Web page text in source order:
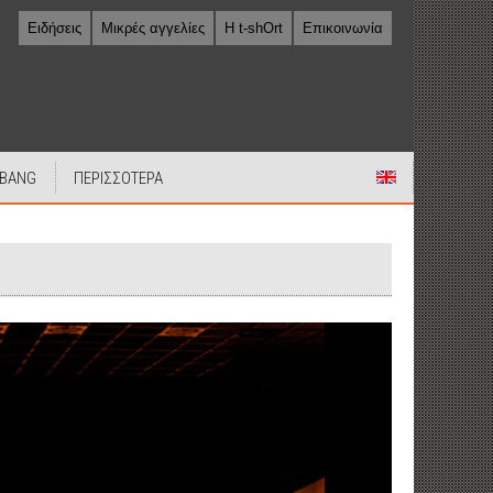
Ειδήσεις Μικρές αγγελίες Η t-shOrt Επικοινωνία
ΠΕΡΙΣΣΟΤΕΡΑ